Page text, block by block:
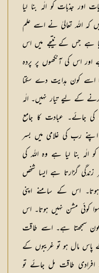
جذبات کو الٰہ بنا لیا
کہ اللہ تعالیٰ نے اسے علم
ہے جس کے نتیجے میں اس
اس کی آنکھوں پر پردہ
اسے کون ہدایت دے سکتا
کے لیے تیار نہیں۔ الٰہ
جائے۔ عبادت کا جامع
رب کی غلامی میں بسر
بنا لیا ہے وہ اللہ کی
گزارتا ہے ایسا شخص
ہوتا۔ اس کے سامنے اپنی
کوئی مشن نہیں ہوتا۔ اس
سمجھتا ہے۔ اسے طاقت
مال ہو تو غریبوں کے
طاقت مل جائے تو